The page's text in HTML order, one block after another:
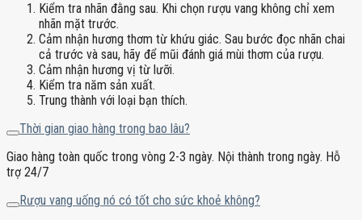
Kiểm tra nhãn đằng sau. Khi chọn rượu vang không chỉ xem
nhãn mặt trước.
Cảm nhận hương thơm từ khứu giác. Sau bước đọc nhãn chai
cả trước và sau, hãy để mũi đánh giá mùi thơm của rượu.
Cảm nhận hương vị từ lưỡi.
Kiểm tra năm sản xuất.
Trung thành với loại bạn thích.
Thời gian giao hàng trong bao lâu?
Giao hàng toàn quốc trong vòng 2-3 ngày. Nội thành trong ngày. Hỗ
trợ 24/7
Rượu vang uống nó có tốt cho sức khoẻ không?